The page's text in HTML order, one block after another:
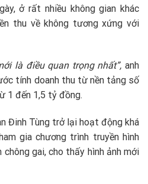
ở rất nhiều không gian khác
thu về không tương xứng với
là điều quan trọng nhất”, anh
tính doanh thu từ nền tảng số
1 đến 1,5 tỷ đồng.
Đinh Tùng trở lại hoạt động khá
gia chương trình truyền hình
gai, cho thấy hình ảnh mới